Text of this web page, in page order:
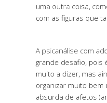
uma outra coisa,
com as figuras que
A psicanálise com
grande desafio, pois
muito a dizer, mas
organizar muito bem
absurda de afetos